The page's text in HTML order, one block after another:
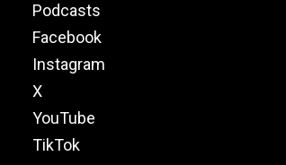
Podcasts
Facebook
Instagram
X
YouTube
TikTok